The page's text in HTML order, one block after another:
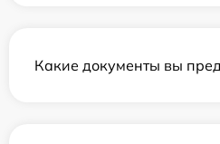
Какие документы вы